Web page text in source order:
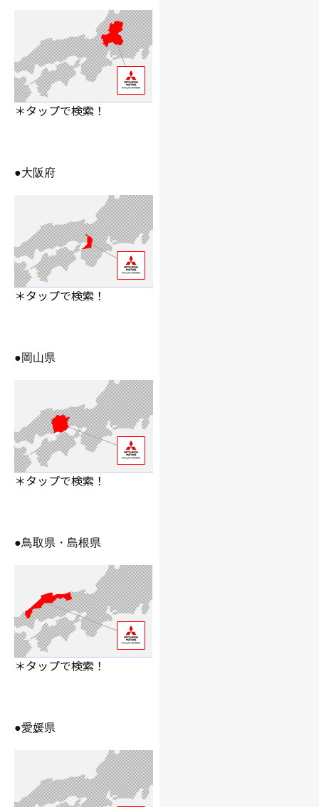
＊タップで検索！
●大阪府
＊タップで検索！
●岡山県
＊タップで検索！
●鳥取県・島根県
＊タップで検索！
●愛媛県